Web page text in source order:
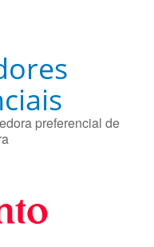
preferencial de